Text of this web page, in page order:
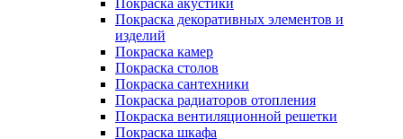
Покраска декоративных элементов и
изделий
Покраска камер
Покраска столов
Покраска сантехники
Покраска радиаторов отопления
Покраска вентиляционной решетки
Покраска шкафа